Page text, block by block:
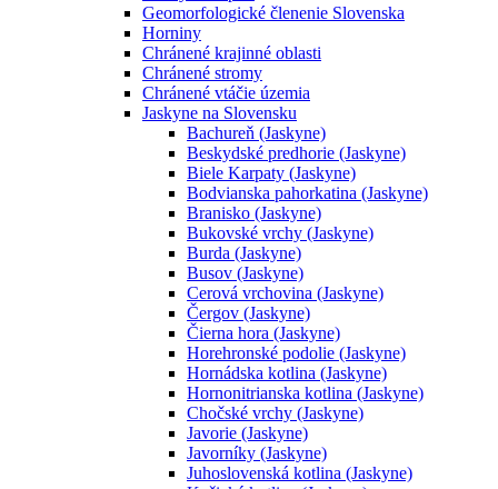
Geomorfologické členenie Slovenska
Horniny
Chránené krajinné oblasti
Chránené stromy
Chránené vtáčie územia
Jaskyne na Slovensku
Bachureň (Jaskyne)
Beskydské predhorie (Jaskyne)
Biele Karpaty (Jaskyne)
Bodvianska pahorkatina (Jaskyne)
Branisko (Jaskyne)
Bukovské vrchy (Jaskyne)
Burda (Jaskyne)
Busov (Jaskyne)
Cerová vrchovina (Jaskyne)
Čergov (Jaskyne)
Čierna hora (Jaskyne)
Horehronské podolie (Jaskyne)
Hornádska kotlina (Jaskyne)
Hornonitrianska kotlina (Jaskyne)
Chočské vrchy (Jaskyne)
Javorie (Jaskyne)
Javorníky (Jaskyne)
Juhoslovenská kotlina (Jaskyne)